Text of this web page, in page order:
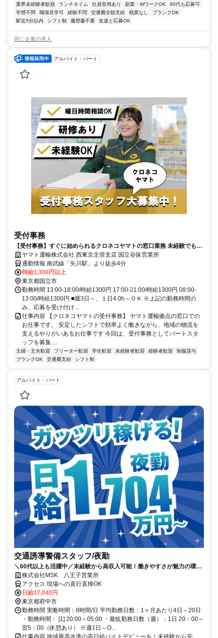
業界未経験者歓迎 ランチタイム 社員登用あり 副業・WワークOK
60代も応募可
学歴不問
職場見学可 経験不問 交通費全額支給 残業なし
ブランクOK
駅近5分以内
シフト制 履歴書不要 友達と応募OK
同じ企業の求人
アルバイト・パート
受付事務
【受付事務】すぐに始められるクロネコヤマトの窓口業務 未経験でも安
心 安定勤務で長く働ける【パート募集】
ヤマト運輸株式会社 西東京主管支店 国立谷保営業所
通勤情報 南武線「矢川駅」より徒歩4分
時給1,300円以上
東京都国立市
勤務時間 13:00-18:00/時給1300円 17:00-21:00/時給1300円 08:00-
13:00/時給1300円 ■週3日～、１日4.0h～ＯＫ ※上記の勤務時間の
み、応募を受け付け...
仕事内容 【クロネコヤマトの受付事務】 ヤマト運輸拠点の窓口での
お仕事です。 安定したシフトで効率よく働きながら、地域の物流を
支えるやりがいあるお仕事です 今回は、受付事務としてパートスタ
ッフを募集 ...
主婦・主夫歓迎 フリーター歓迎 学生歓迎 未経験者歓迎 経験者歓迎
制服貸与
ブランクOK
交通費支給 シフト制
アルバイト・パート
交通誘導警備スタッフ/夜勤
＼60代以上も活躍中／未経験から高収入可能！働きやすさが魅力の環境
で警備員デビューをしませんか！【月収34万円以上可能！日払いも
OK！】勤務3日前迄シフト申請が可能です！週1日～・短期もOK！あな
たのライフスタイルに合わせてお仕事しませんか！未経験者大歓迎！年
代幅広く活躍しています。
株式会社MSK 八王子営業所
アクセス 現場への直行直帰OK
日給17,040円
東京都府中市
勤務時間 実働時間：8時間/日 平均勤務日数：1ヶ月あたり4日～20日
・勤務時間： [1] 20:00～05:00 ・最低勤務日数（週）：1日 20：00～
翌5：00（休憩あり） ※週1日～O...
仕事内容 地域最高水準の高日給バイトデビューを！未経験から安